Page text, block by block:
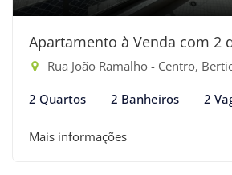
Apartamento à Venda com 2
Rua João Ramalho - Centro,
2 Quartos 2 Banheiros 2
Mais informações